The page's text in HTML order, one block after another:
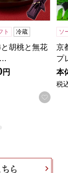
録する
ト 冷蔵
胡桃と無花
円
お気
ソ
京
プ
本
税